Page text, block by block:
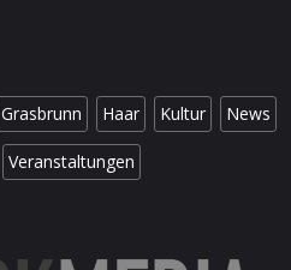
Grasbrunn Haar Kultur News
Veranstaltungen